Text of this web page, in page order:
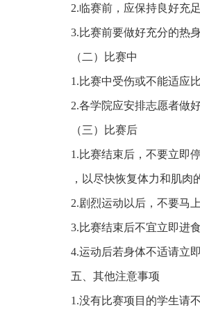
2.临赛前，应保持良好充
3.比赛前要做好充分的热身
（二） 比赛中
1.比赛中受伤或不能适应
2.各学院应安排志愿者做
（三） 比赛后
1.比赛结束后，不要立即
，以尽快恢复体力和肌肉
2.剧烈运动以后，不要马
3.比赛结束后不宜立即进食
4.运动后若身体不适请立
五 、其他注意事项
1.没有比赛项目的学生请